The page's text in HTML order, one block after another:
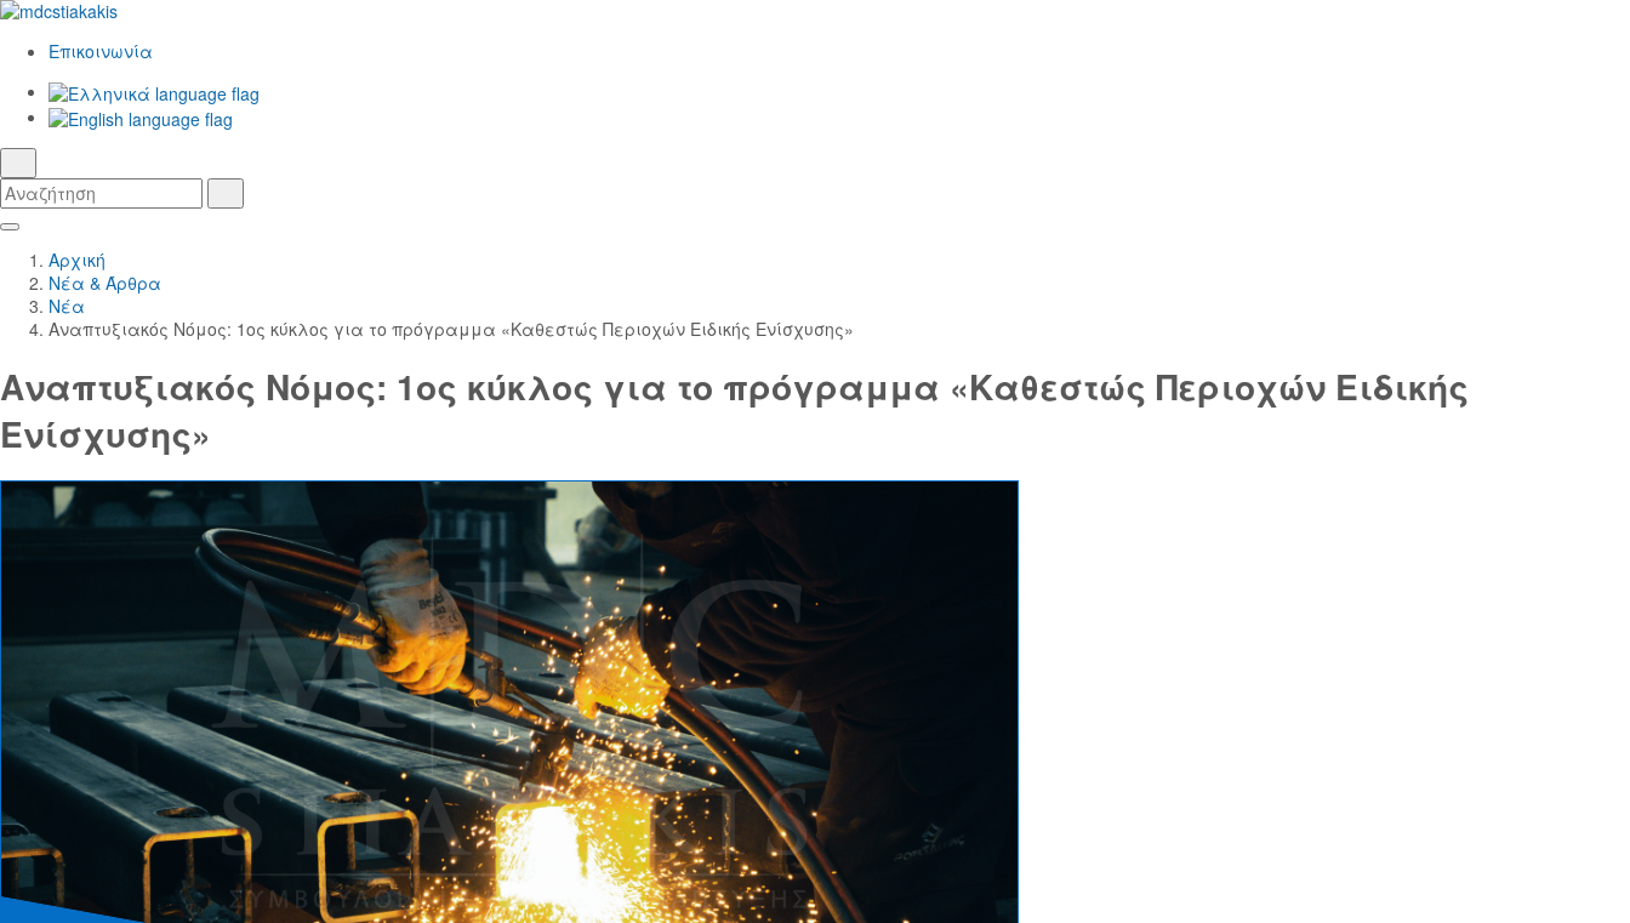
Επικοινωνία
Αναζήτηση
Skip
Main
Content
Κεντρική
Πλοήγηση
Αρχική
Νέα & Άρθρα
Νέα
Αναπτυξιακός Νόμος: 1ος κύκλος για το πρόγραμμα «Καθεστώς Περιοχών Ειδικής Ενίσχυσης»
Αναπτυξιακός Νόμος: 1ος κύκλος για το πρόγραμμα «Καθεστώς Περιοχών Ειδικής
Ενίσχυσης»